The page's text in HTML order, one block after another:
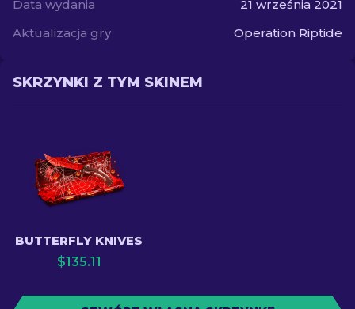
Data wydania
21 września 2021
Aktualizacja gry
Operation Riptide
SKRZYNKI Z TYM SKINEM
BUTTERFLY KNIVES
$135.11